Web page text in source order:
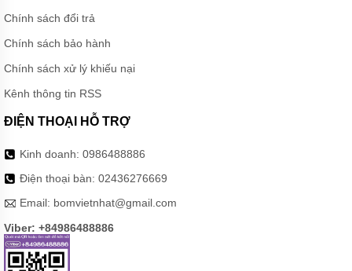
Chính sách đổi trả
Chính sách bảo hành
Chính sách xử lý khiếu nại
Kênh thông tin RSS
ĐIỆN THOẠI HỖ TRỢ
Kinh doanh: 0986488886
Điện thoại bàn: 02436276669
Email: bomvietnhat@gmail.com
Viber: +84986488886